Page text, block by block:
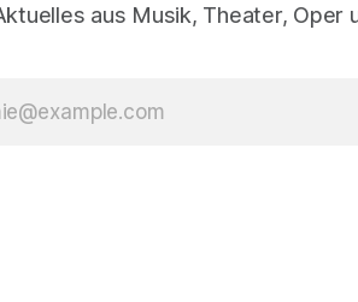
aus Musik, Theater, Oper